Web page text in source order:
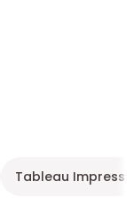
Tableau